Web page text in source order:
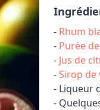
- Rhum
- Purée
- Jus de
-Sirop de
- Liqueur
-